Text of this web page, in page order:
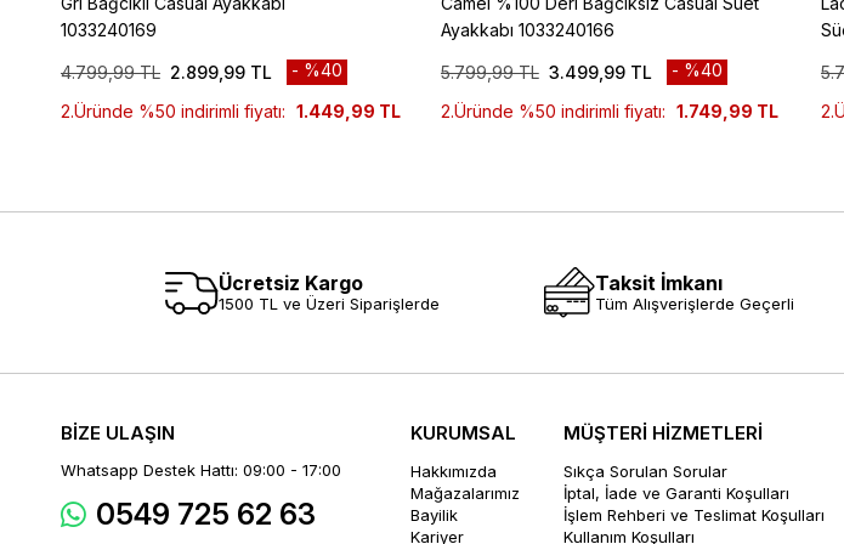
1033240169
2.899,99 TL
4.799,99 TL
%40
2.Üründe %50 indirimli fiyatı: 1.449,99 TL
Ayakkabı 1033240166
3.499,99 TL
5.799,99 TL
%40
2.Üründe %50 indirimli fiyatı: 1.749,99 TL
Ücretsiz Kargo
1500 TL ve Üzeri Siparişlerde
Taksit İmkanı
Tüm Alışverişlerde Geçerli
BİZE ULAŞIN
Whatsapp Destek Hattı: 09:00 - 17:00
0549 725 62 63
KURUMSAL
Hakkımızda
Mağazalarımız
Bayilik
Kariyer
MÜŞTERİ HİZMETLERİ
Sıkça Sorulan Sorular
İptal, İade ve Garanti Koşulları
İşlem Rehberi ve Teslimat Koşulları
Kullanım Koşulları